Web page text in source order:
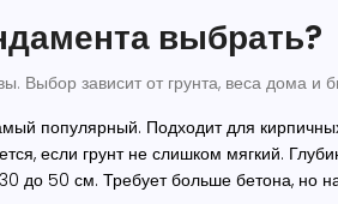
выбрать?
Выбор зависит от грунта, веса дома и
популярный. Подходит для
если грунт не слишком мягкий.
до 50 см. Требует больше бетона, но